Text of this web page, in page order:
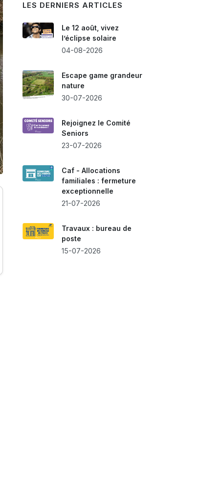
LES DERNIERS ARTICLES
Le 12 août, vivez
l’éclipse solaire
04-08-2026
Escape game grandeur
nature
30-07-2026
Rejoignez le Comité
Seniors
23-07-2026
Caf - Allocations
familiales : fermeture
exceptionnelle
21-07-2026
Travaux : bureau de
poste
15-07-2026